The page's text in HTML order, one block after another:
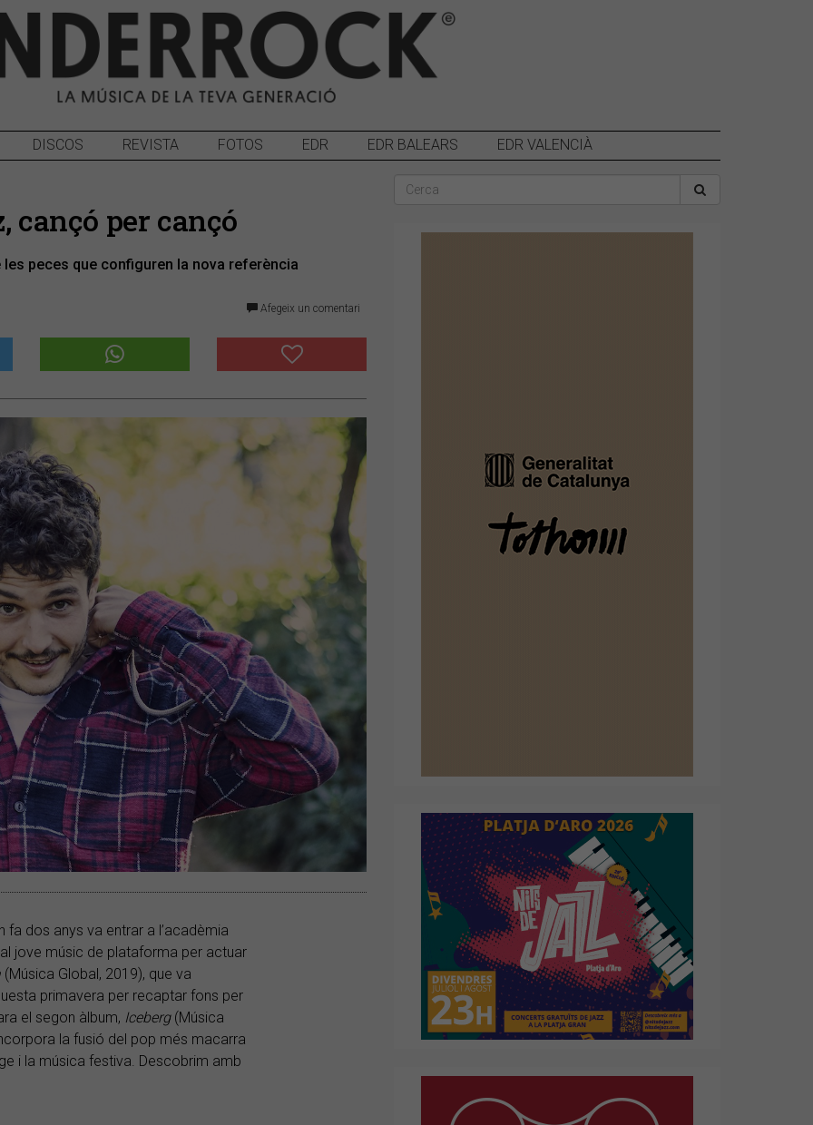
DISCOS REVISTA FOTOS EDR EDR BALEARS EDR VALENCIÀ
cançó per cançó
peces que configuren la nova referència
Afegeix un comentari
fa dos anys va entrar a l’acadèmia
jove músic de plataforma per actuar
(Música Global, 2019), que va
primavera per recaptar fons per
el segon àlbum, Iceberg(Música
la fusió del pop més macarra
i la música festiva. Descobrim amb